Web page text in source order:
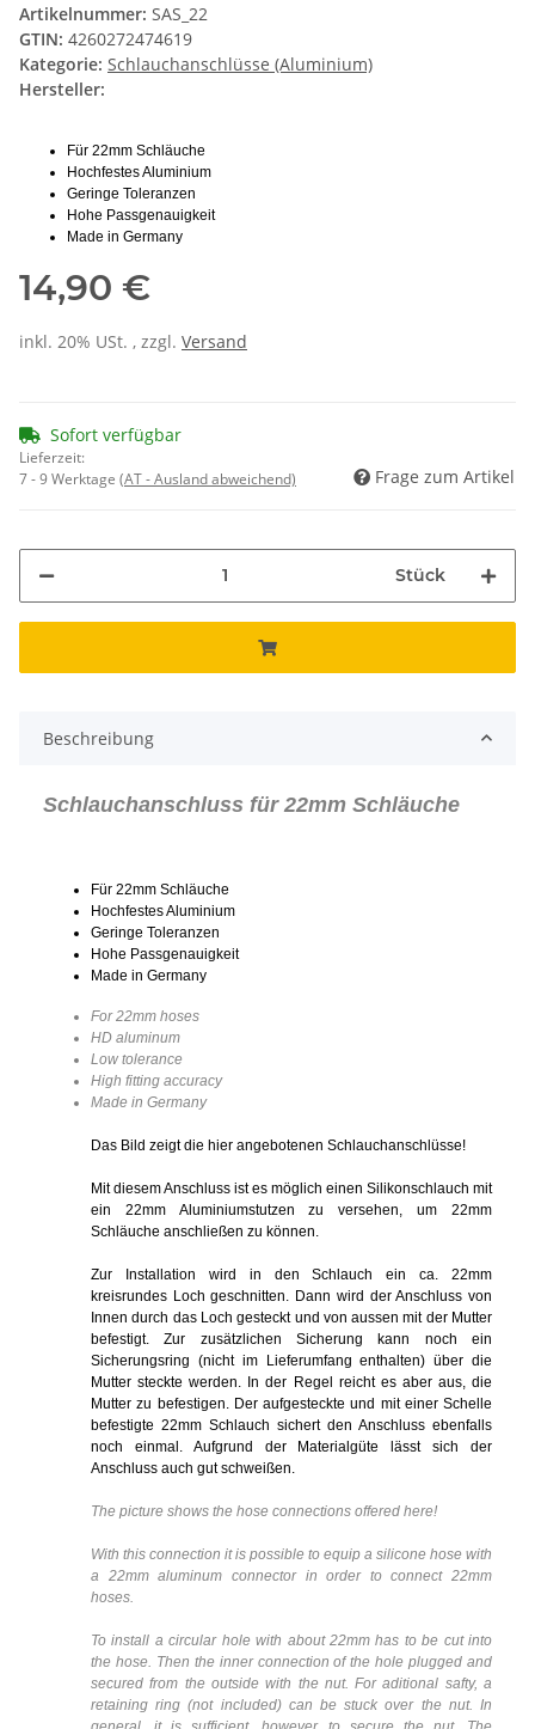
Artikelnummer: SAS_22
GTIN: 4260272474619
Kategorie: Schlauchanschlüsse (Aluminium)
Hersteller:
Für 22mm Schläuche
Hochfestes Aluminium
Geringe Toleranzen
Hohe Passgenauigkeit
Made in Germany
14,90 €
inkl. 20% USt. , zzgl. Versand
Sofort verfügbar
Lieferzeit:
7 - 9 Werktage (AT - Ausland abweichend) Frage zum Artikel
Stück
Beschreibung
Schlauchanschluss für 22mm Schläuche
Für 22mm Schläuche
Hochfestes Aluminium
Geringe Toleranzen
Hohe Passgenauigkeit
Made in Germany
For 22mm hoses
HD aluminum
Low tolerance
High fitting accuracy
Made in Germany
Das Bild zeigt die hier angebotenen Schlauchanschlüsse!
Mit diesem Anschluss ist es möglich einen Silikonschlauch mit
ein 22mm Aluminiumstutzen zu versehen, um 22mm
Schläuche anschließen zu können.
Zur Installation wird in den Schlauch ein ca. 22mm
kreisrundes Loch geschnitten. Dann wird der Anschluss von
Innen durch das Loch gesteckt und von aussen mit der Mutter
befestigt. Zur zusätzlichen Sicherung kann noch ein
Sicherungsring (nicht im Lieferumfang enthalten) über die
Mutter steckte werden. In der Regel reicht es aber aus, die
Mutter zu befestigen. Der aufgesteckte und mit einer Schelle
befestigte 22mm Schlauch sichert den Anschluss ebenfalls
noch einmal. Aufgrund der Materialgüte lässt sich der
Anschluss auch gut schweißen.
The picture shows the hose connections offered here!
With this connection it is possible to equip a silicone hose with
a 22mm aluminum connector in order to connect 22mm
hoses.
To install a circular hole with about 22mm has to be cut into
the hose. Then the inner connection of the hole plugged and
secured from the outside with the nut. For aditional safty, a
retaining ring (not included) can be stuck over the nut. In